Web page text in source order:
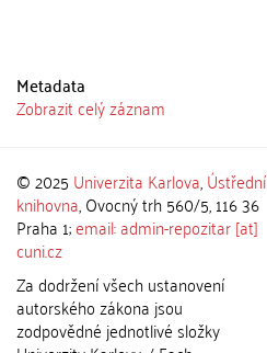
Metadata
Zobrazit celý záznam
© 2025 Univerzita Karlova,Ústřední
knihovna, Ovocný trh 560/5, 116 36
Praha 1;email: admin-repozitar [at]
cuni.cz
Za dodržení všech ustanovení
autorského zákona jsou
zodpovědné jednotlivé složky